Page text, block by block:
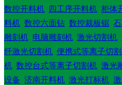
数控开料机
四工序开料机 柜体
料机 数控六面钻 数控裁板锯
雕刻机 电脑雕刻机 激光切割机
纤激光切割机 便携式等离子切
机 数控台式等离子切割机 激光
设备 济南开料机 激光打标机